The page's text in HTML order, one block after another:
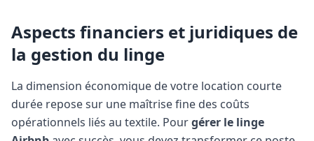
Aspects financiers et juridiques de
la gestion du linge
La dimension économique de votre location courte
durée repose sur une maîtrise fine des coûts
opérationnels liés au textile. Pourgérer le linge